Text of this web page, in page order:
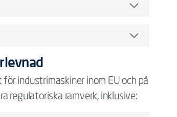
industrimaskiner inom EU och på
regulatoriska ramverk, inklusive: